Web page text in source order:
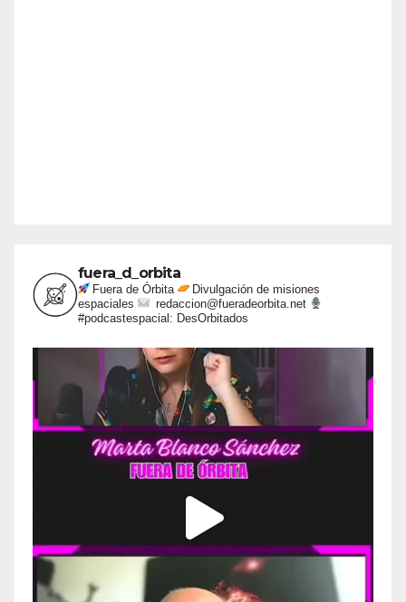
fuera_d_orbita
Fuera de Órbita
Divulgación de misiones
espaciales
redaccion@fueradeorbita.net
#podcastespacial: DesOrbitados